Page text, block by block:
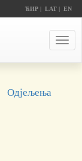
ЋИР| LAT| EN
Одјељења